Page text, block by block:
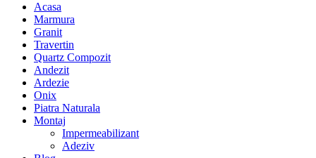
Acasa
Marmura
Granit
Travertin
Quartz Compozit
Andezit
Ardezie
Onix
Piatra Naturala
Montaj
Impermeabilizant
Adeziv